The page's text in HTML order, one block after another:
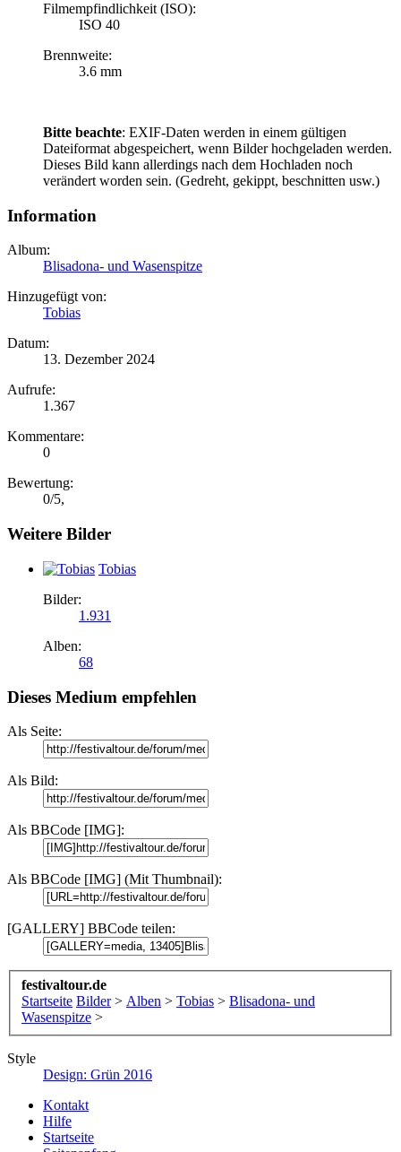
Filmempfindlichkeit (ISO):
ISO 40
Brennweite:
3.6 mm
Bitte beachte: EXIF-Daten werden in einem gültigen
Dateiformat abgespeichert, wenn Bilder hochgeladen werden.
Dieses Bild kann allerdings nach dem Hochladen noch
verändert worden sein. (Gedreht, gekippt, beschnitten usw.)
Information
Album:
Blisadona- und Wasenspitze
Hinzugefügt von:
Tobias
Datum:
13. Dezember 2024
Aufrufe:
1.367
Kommentare:
0
Bewertung:
0/5,
Weitere Bilder
Tobias
Bilder:
1.931
Alben:
68
Dieses Medium empfehlen
Als Seite:
Als Bild:
Als BBCode [IMG]:
Als BBCode [IMG] (Mit Thumbnail):
[GALLERY] BBCode teilen:
festivaltour.de
Startseite Bilder > Alben > Tobias > Blisadona- und
Wasenspitze >
Style
Design: Grün 2016
Kontakt
Hilfe
Startseite